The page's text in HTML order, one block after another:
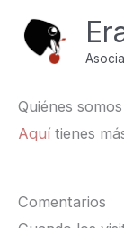
contenido
Inicio
Política
Quiénes somos
Aquítienes
Comentarios